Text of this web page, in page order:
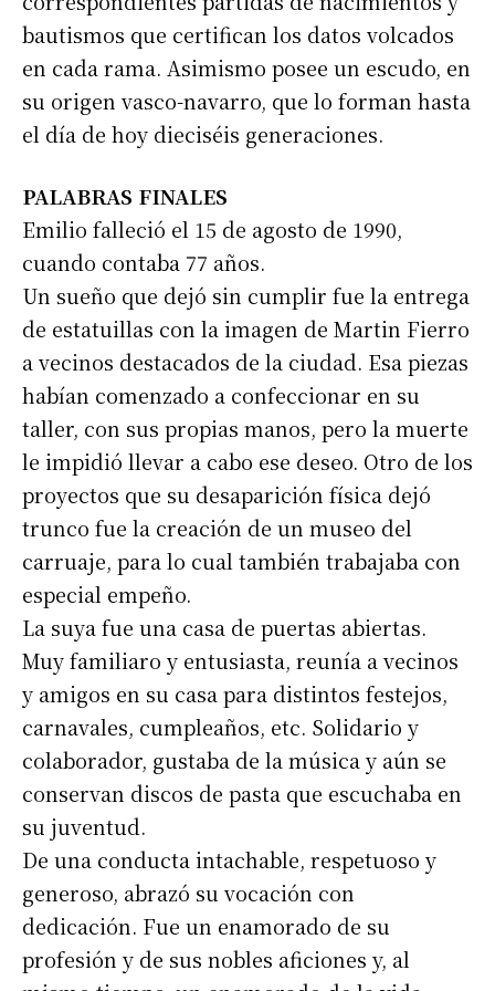
bautismos que certifican los datos volcados
en cada rama. Asimismo posee un escudo, en
su origen vasco-navarro, que lo forman hasta
el día de hoy dieciséis generaciones.
PALABRAS FINALES
Emilio falleció el 15 de agosto de 1990,
cuando contaba 77 años.
Un sueño que dejó sin cumplir fue la entrega
de estatuillas con la imagen de Martin Fierro
a vecinos destacados de la ciudad. Esa piezas
habían comenzado a confeccionar en su
taller, con sus propias manos, pero la muerte
le impidió llevar a cabo ese deseo. Otro de los
proyectos que su desaparición física dejó
trunco fue la creación de un museo del
carruaje, para lo cual también trabajaba con
especial empeño.
La suya fue una casa de puertas abiertas.
Muy familiaro y entusiasta, reunía a vecinos
y amigos en su casa para distintos festejos,
carnavales, cumpleaños, etc. Solidario y
colaborador, gustaba de la música y aún se
conservan discos de pasta que escuchaba en
su juventud.
De una conducta intachable, respetuoso y
generoso, abrazó su vocación con
dedicación. Fue un enamorado de su
profesión y de sus nobles aficiones y, al